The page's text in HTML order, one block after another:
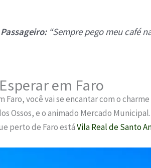
“Sempre pego meu café
em Faro
Faro, você vai se encantar com o
Ossos, e o animado Mercado
perto de Faro estáVila Real de Santo